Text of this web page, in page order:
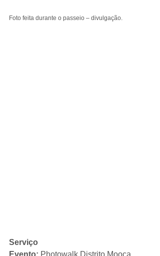
Foto feita durante o passeio – divulgação.
Serviço
Evento: Photowalk Distrito Mooca